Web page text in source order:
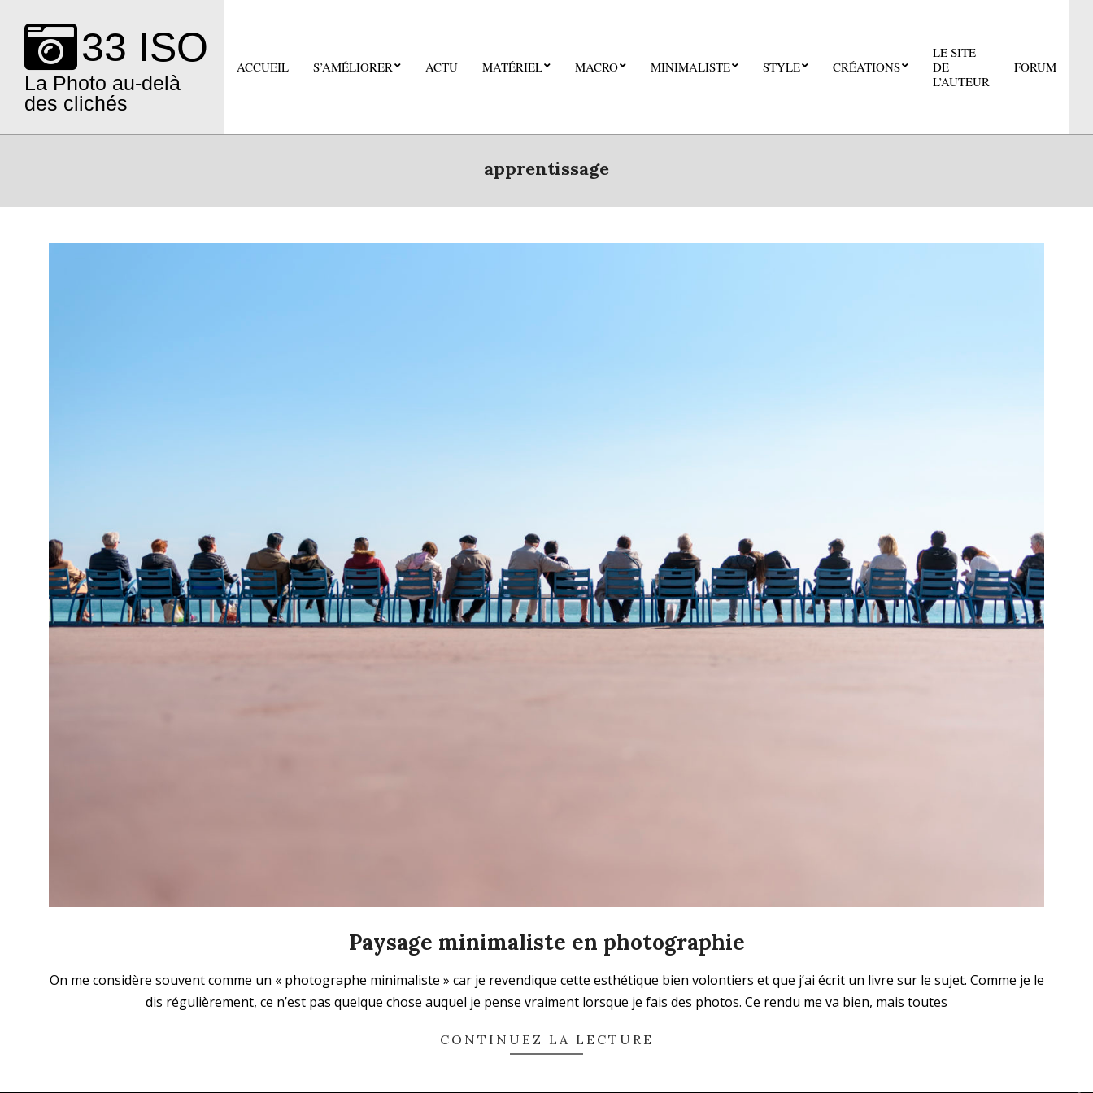
content
33 ISO
La Photo au-delà
des clichés
ACCUEIL S’AMÉLIORER ACTU MATÉRIEL MACRO MINIMALISTE STYLE CRÉATIONS
LE SITE
DE
L’AUTEUR
FORUM
apprentissage
Paysage minimaliste en photographie
03-
On me considère souvent comme un « photographe minimaliste » car je revendique cette esthétique bien volontiers et que j’ai écrit un livre sur le sujet. Comme je le
dis régulièrement, ce n’est pas quelque chose auquel je pense vraiment lorsque je fais des photos. Ce rendu me va bien, mais toutes
CONTINUEZ LA LECTURE